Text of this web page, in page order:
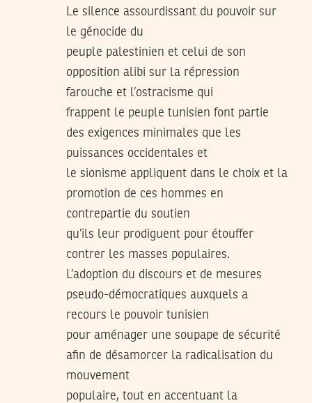
Le silence assourdissant du pouvoir sur
le génocide du
peuple palestinien et celui de son
opposition alibi sur la répression
farouche et l’ostracisme qui
frappent le peuple tunisien font partie
des exigences minimales que les
puissances occidentales et
le sionisme appliquent dans le choix et la
promotion de ces hommes en
contrepartie du soutien
qu’ils leur prodiguent pour étouffer
contrer les masses populaires.
L’adoption du discours et de mesures
pseudo-démocratiques auxquels a
recours le pouvoir tunisien
pour aménager une soupape de sécurité
afin de désamorcer la radicalisation du
mouvement
populaire, tout en accentuant la